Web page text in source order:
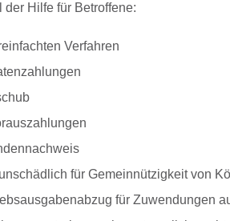
der Hilfe für Betroffene:
Verfahren
für Gemeinnützigkeit von
für Zuwendungen